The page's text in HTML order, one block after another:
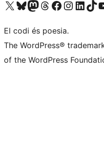
Visiteu el nostre compte X (abans Twitter)
Visiteu el nostre compte de Bluesky
Visiteu el nostre compte al Mastodon
Visiteu el nostre compte de Threads
Visiteu la nostra pàgina al Facebook
Visiteu el nostre
Visiteu el nostreVisiteu el nostre
El codi és poesia.
The WordPress®
of the WordPress